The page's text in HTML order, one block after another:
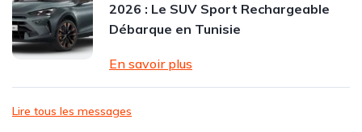
2026 : Le SUV Sport Rechargeable
Débarque en Tunisie
En savoir plus
Lire tous les messages